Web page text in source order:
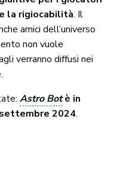
la rigiocabilità. Il
amici dell’universo
non vuole
verranno diffusi nei
Astro Botè in
2024.